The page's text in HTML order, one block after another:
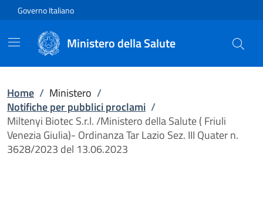
Vai direttamente al contenuto
Governo Italiano
Ministero della Salute
Home / Ministero /
Notifiche per pubblici proclami /
Miltenyi Biotec S.r.l. /Ministero della Salute ( Friuli
Venezia Giulia)- Ordinanza Tar Lazio Sez. III Quater n.
3628/2023 del 13.06.2023